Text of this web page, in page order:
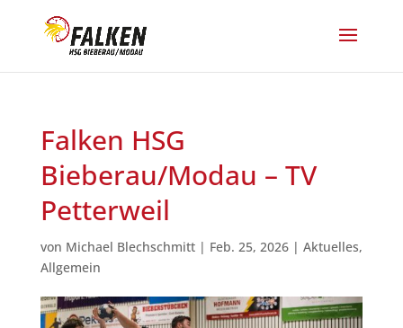
Falken HSG
Bieberau/Modau – TV
Petterweil
von Michael Blechschmitt| Feb. 25, 2026| Aktuelles,
Allgemein